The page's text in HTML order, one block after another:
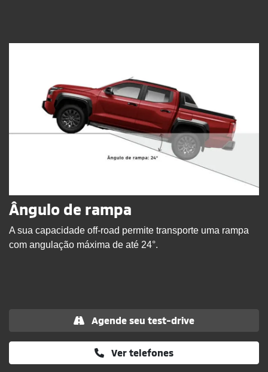
Ângulo de rampa
A sua capacidade off-road permite transporte uma rampa
com angulação máxima de até 24°.
Ver telefones
Agende seu test-drive